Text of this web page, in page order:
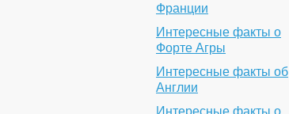
Франции
Интересные факты о
Форте Агры
Интересные факты об
Англии
Интересные факты о